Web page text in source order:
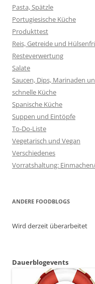
Pasta, Spätzle
Portugiesische Küche
Produkttest
Reis, Getreide und
Resteverwertung
Salate
Saucen, Dips, Marinaden
schnelle Küche
Spanische Küche
Suppen und Eintöpfe
To-Do-Liste
Vegetarisch und Vegan
Verschiedenes
Vorratshaltung:
ANDERE FOODBLOGS
Wird derzeit überarbeitet
Dauerblogevents